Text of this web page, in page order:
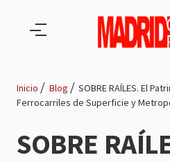
de
Inicio Blog
SOBRE RAÍLES. El
Ferrocarriles de Superficie y
SOBRE